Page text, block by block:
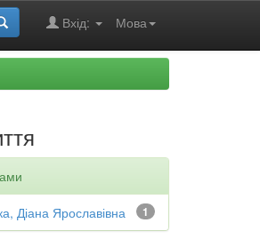
Мова
Вхід:
1
Діана Ярославівна